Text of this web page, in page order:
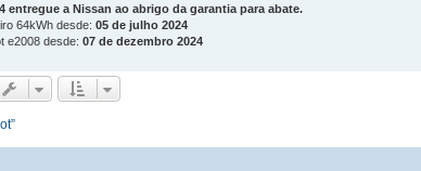
entregue a Nissan ao abrigo da garantia para abate.
64kWh desde: 05 de julho 2024
e2008 desde: 07 de dezembro 2024